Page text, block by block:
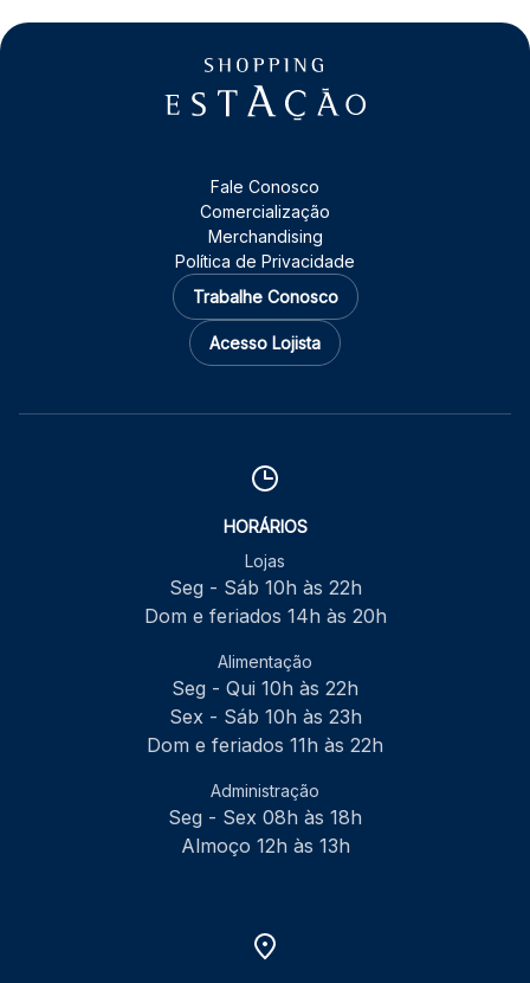
Fale Conosco
Comercialização
Merchandising
Política de Privacidade
Trabalhe Conosco
Acesso Lojista
HORÁRIOS
Lojas
Seg - Sáb 10h às 22h
Dom e feriados 14h às 20h
Alimentação
Seg - Qui 10h às 22h
Sex - Sáb 10h às 23h
Dom e feriados 11h às 22h
Administração
Seg - Sex 08h às 18h
Almoço 12h às 13h